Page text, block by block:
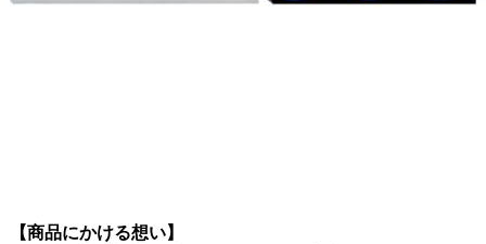
【商品にかける想い】